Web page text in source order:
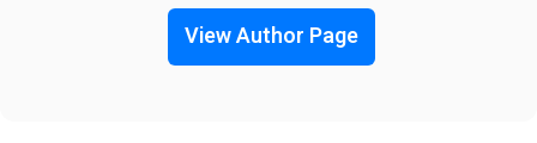
View Author Page